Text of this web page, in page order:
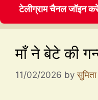
टेलीग्राम चैनल जॉइन
माँ ने बेटे की
11/02/2026 byसुमिता